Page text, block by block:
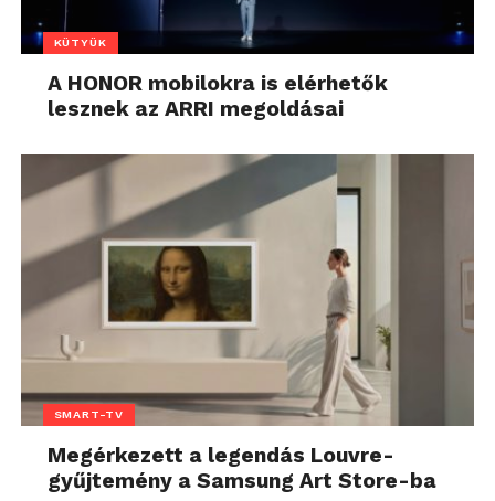
KÜTYÜK
A HONOR mobilokra is elérhetők
lesznek az ARRI megoldásai
SMART-TV
Megérkezett a legendás Louvre-
gyűjtemény a Samsung Art Store-ba